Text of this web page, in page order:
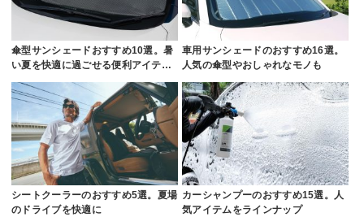
傘型サンシェードおすすめ10選。暑
い夏を快適に過ごせる便利アイテ…
車用サンシェードのおすすめ16選。
人気の傘型やおしゃれなモノも
シートクーラーのおすすめ5選。夏場
のドライブを快適に
カーシャンプーのおすすめ15選。人
気アイテムをラインナップ